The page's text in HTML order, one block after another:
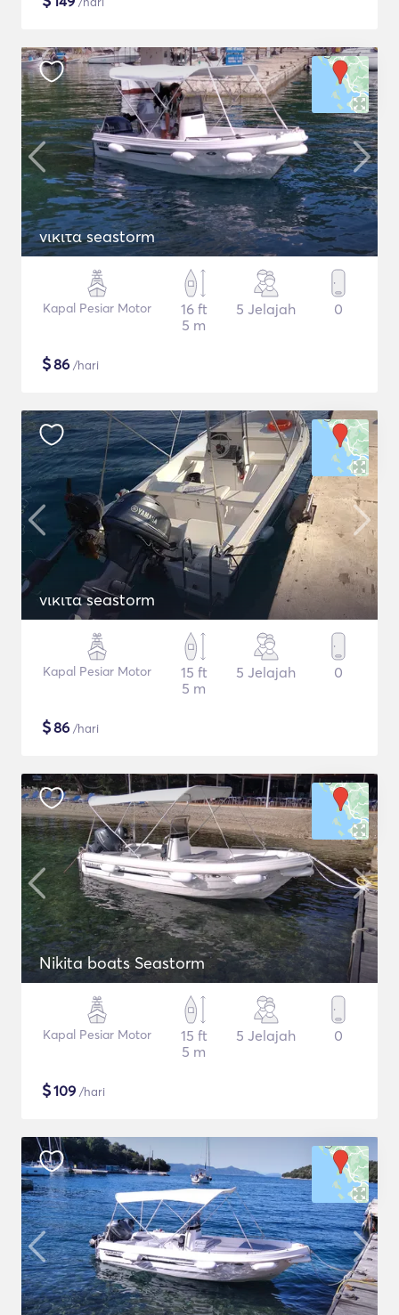
νικιτα seastorm
Kapal Pesiar Motor
16 ft
5 m
5 Jelajah 0
$86 /hari
νικιτα seastorm
Kapal Pesiar Motor
15 ft
5 m
5 Jelajah 0
$86 /hari
Nikita boats Seastorm
Kapal Pesiar Motor
15 ft
5 m
5 Jelajah 0
$109 /hari